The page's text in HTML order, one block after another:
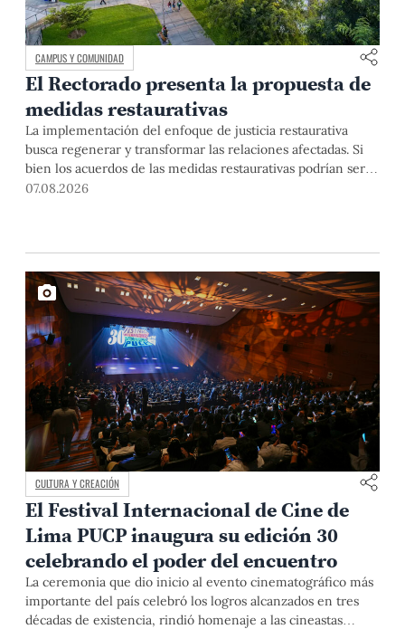
CAMPUS Y COMUNIDAD
El Rectorado presenta la propuesta de
medidas restaurativas
La implementación del enfoque de justicia restaurativa
busca regenerar y transformar las relaciones afectadas. Si
bien los acuerdos de las medidas restaurativas podrían ser
considerados por las instancias disciplinarias, este proceso
07.08.2026
CULTURA Y CREACIÓN
El Festival Internacional de Cine de
Lima PUCP inaugura su edición 30
celebrando el poder del encuentro
La ceremonia que dio inicio al evento cinematográfico más
importante del país celebró los logros alcanzados en tres
décadas de existencia, rindió homenaje a las cineastas